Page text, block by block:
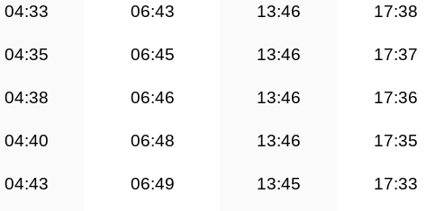
04:33 06:43 13:46 17:38
04:35 06:45 13:46 17:37
04:38 06:46 13:46 17:36
04:40 06:48 13:46 17:35
04:43 06:49 13:45 17:33